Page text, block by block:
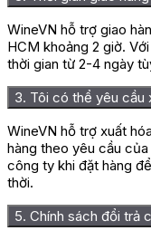
WineVN hỗ trợ giao
HCM khoảng 2 giờ.
thời gian từ 2-4 ngày
3. Tôi có thể yêu cầu
WineVN hỗ trợ xuất
hàng theo yêu cầu
công ty khi đặt hàng
thời.
5. Chính sách đổi trả